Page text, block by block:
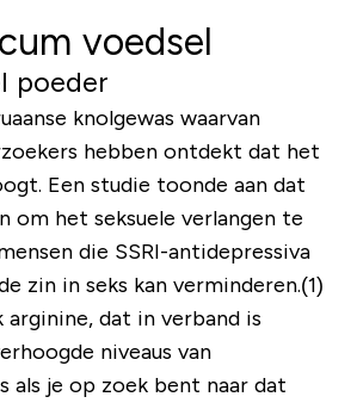
voedsel
poeder
knolgewas waarvan
hebben ontdekt dat het
Een studie toonde aan dat
om het seksuele verlangen te
die SSRI-antidepressiva
zin in seks kan verminderen.(1)
arginine, dat in verband is
niveaus van
als je op zoek bent naar dat